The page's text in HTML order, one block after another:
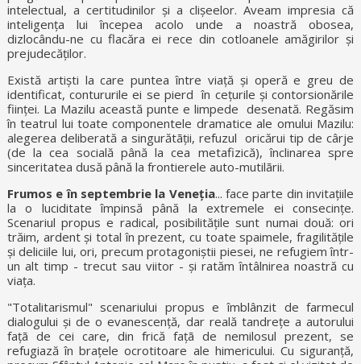
intelectual, a certitudinilor și a clișeelor. Aveam impresia că
inteligența lui începea acolo unde a noastră obosea,
dizlocându-ne cu flacăra ei rece din cotloanele amăgirilor și
prejudecăților.
Există artiști la care puntea între viață și operă e greu de
identificat, contururile ei se pierd în cețurile și contorsionările
ființei. La Mazilu această punte e limpede desenată. Regăsim
în teatrul lui toate componentele dramatice ale omului Mazilu:
alegerea deliberată a singurătãții, refuzul oricărui tip de cârje
(de la cea socială până la cea metafizică), înclinarea spre
sinceritatea dusă până la frontierele auto-mutilãrii.
Frumos e în septembrie la Veneția... face parte din invitațiile
la o luciditate împinsă până la extremele ei consecințe.
Scenariul propus e radical, posibilitățile sunt numai două: ori
trăim, ardent și total în prezent, cu toate spaimele, fragilitățile
și deliciile lui, ori, precum protagoniștii piesei, ne refugiem într-
un alt timp - trecut sau viitor - și ratăm întâlnirea noastră cu
viața.
"Totalitarismul" scenariului propus e îmblânzit de farmecul
dialogului și de o evanescență, dar reală tandrețe a autorului
fațã de cei care, din frică fațã de nemilosul prezent, se
refugiază în brațele ocrotitoare ale himericului. Cu siguranță,